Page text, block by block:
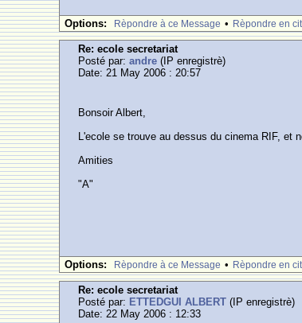
Options: Rèpondre à ce Message • Rèpondre en
Re: ecole secretariat
Posté par:andre (IP enregistrè)
Date: 21 May 2006 : 20:57
Bonsoir Albert,
L'ecole se trouve au dessus du cinema RIF, et
Amities
"A"
Options: Rèpondre à ce Message • Rèpondre en
Re: ecole secretariat
Posté par: ETTEDGUI ALBERT (IP enregistrè)
Date: 22 May 2006 : 12:33